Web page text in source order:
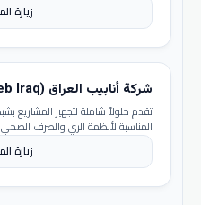
زيارة
شركة أنابيب العراق (Anabeeb Iraq)
تقدم حلولاً شاملة لتجهيز المشاريع
المناسبة لأنظمة الري والصرف الصحي.
زيارة